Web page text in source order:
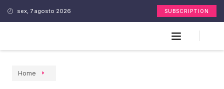
sex, 7 agosto 2026 SUBSCRIPTION
Home